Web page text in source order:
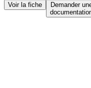
Voir la fiche
Demander